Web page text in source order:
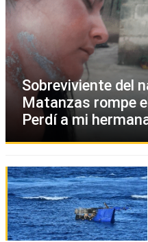
Sobreviviente del
Matanzas rompe
Perdí a mi